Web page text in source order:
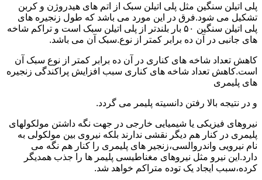
پلی اتیلن سنگین مثل پلی اتیلن سبک از اتم های هیدروژن و کربن
تشکیل می شود.فرق در این مورد می باشد که طول زنجیره های
پلی اتیلن سنگین ۵۰ بار بلندتر از پلی اتیلن سبک است و تراکم شاخه
های جانبی در آن ده برابر کمتر از نوع.سبک آن می باشد.
کاهش تعداد شاخه های کناری در آن ده برابر کمتر از نوع سبک آن
است.کاهش تعداد شاخه های کناری سبب افزایش پراکندگی زنجیره
های پلیمری
و در نتیجه بالا رفتن دانسیته پلیمر می گردد.
نیروهای فیزیکی یا شیمیایی خارجی در جهت نگه داشتن مولکولهای
پلیمری در کنار هم دیگر نقشی ندارند بلکه نیروی بین مولکولی به
نام نیرویی واندروالسی،زنجیر های پلیمری را کنار هم نگه می
دارد.این نیرو مثل نیروهای مغناطیسی پلیمر ها را جذب همدیگر
کرده،سبب ایجاد یک توده متراکم خواهد شد.